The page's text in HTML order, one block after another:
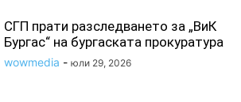
СГП прати разследването за „ВиК
Бургас“ на бургаската прокуратура
wowmedia - юли 29, 2026